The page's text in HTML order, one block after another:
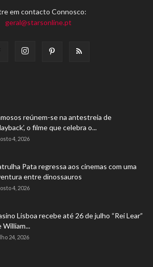
em contacto Connosco:
geral@starsonline.pt
reúnem-se na antestreia de
o filme que celebra o...
4, 2026
Pata regressa aos cinemas com uma
entre dinossauros
4, 2026
Lisboa recebe até 26 de julho “Rei Lear”
William...
24, 2026